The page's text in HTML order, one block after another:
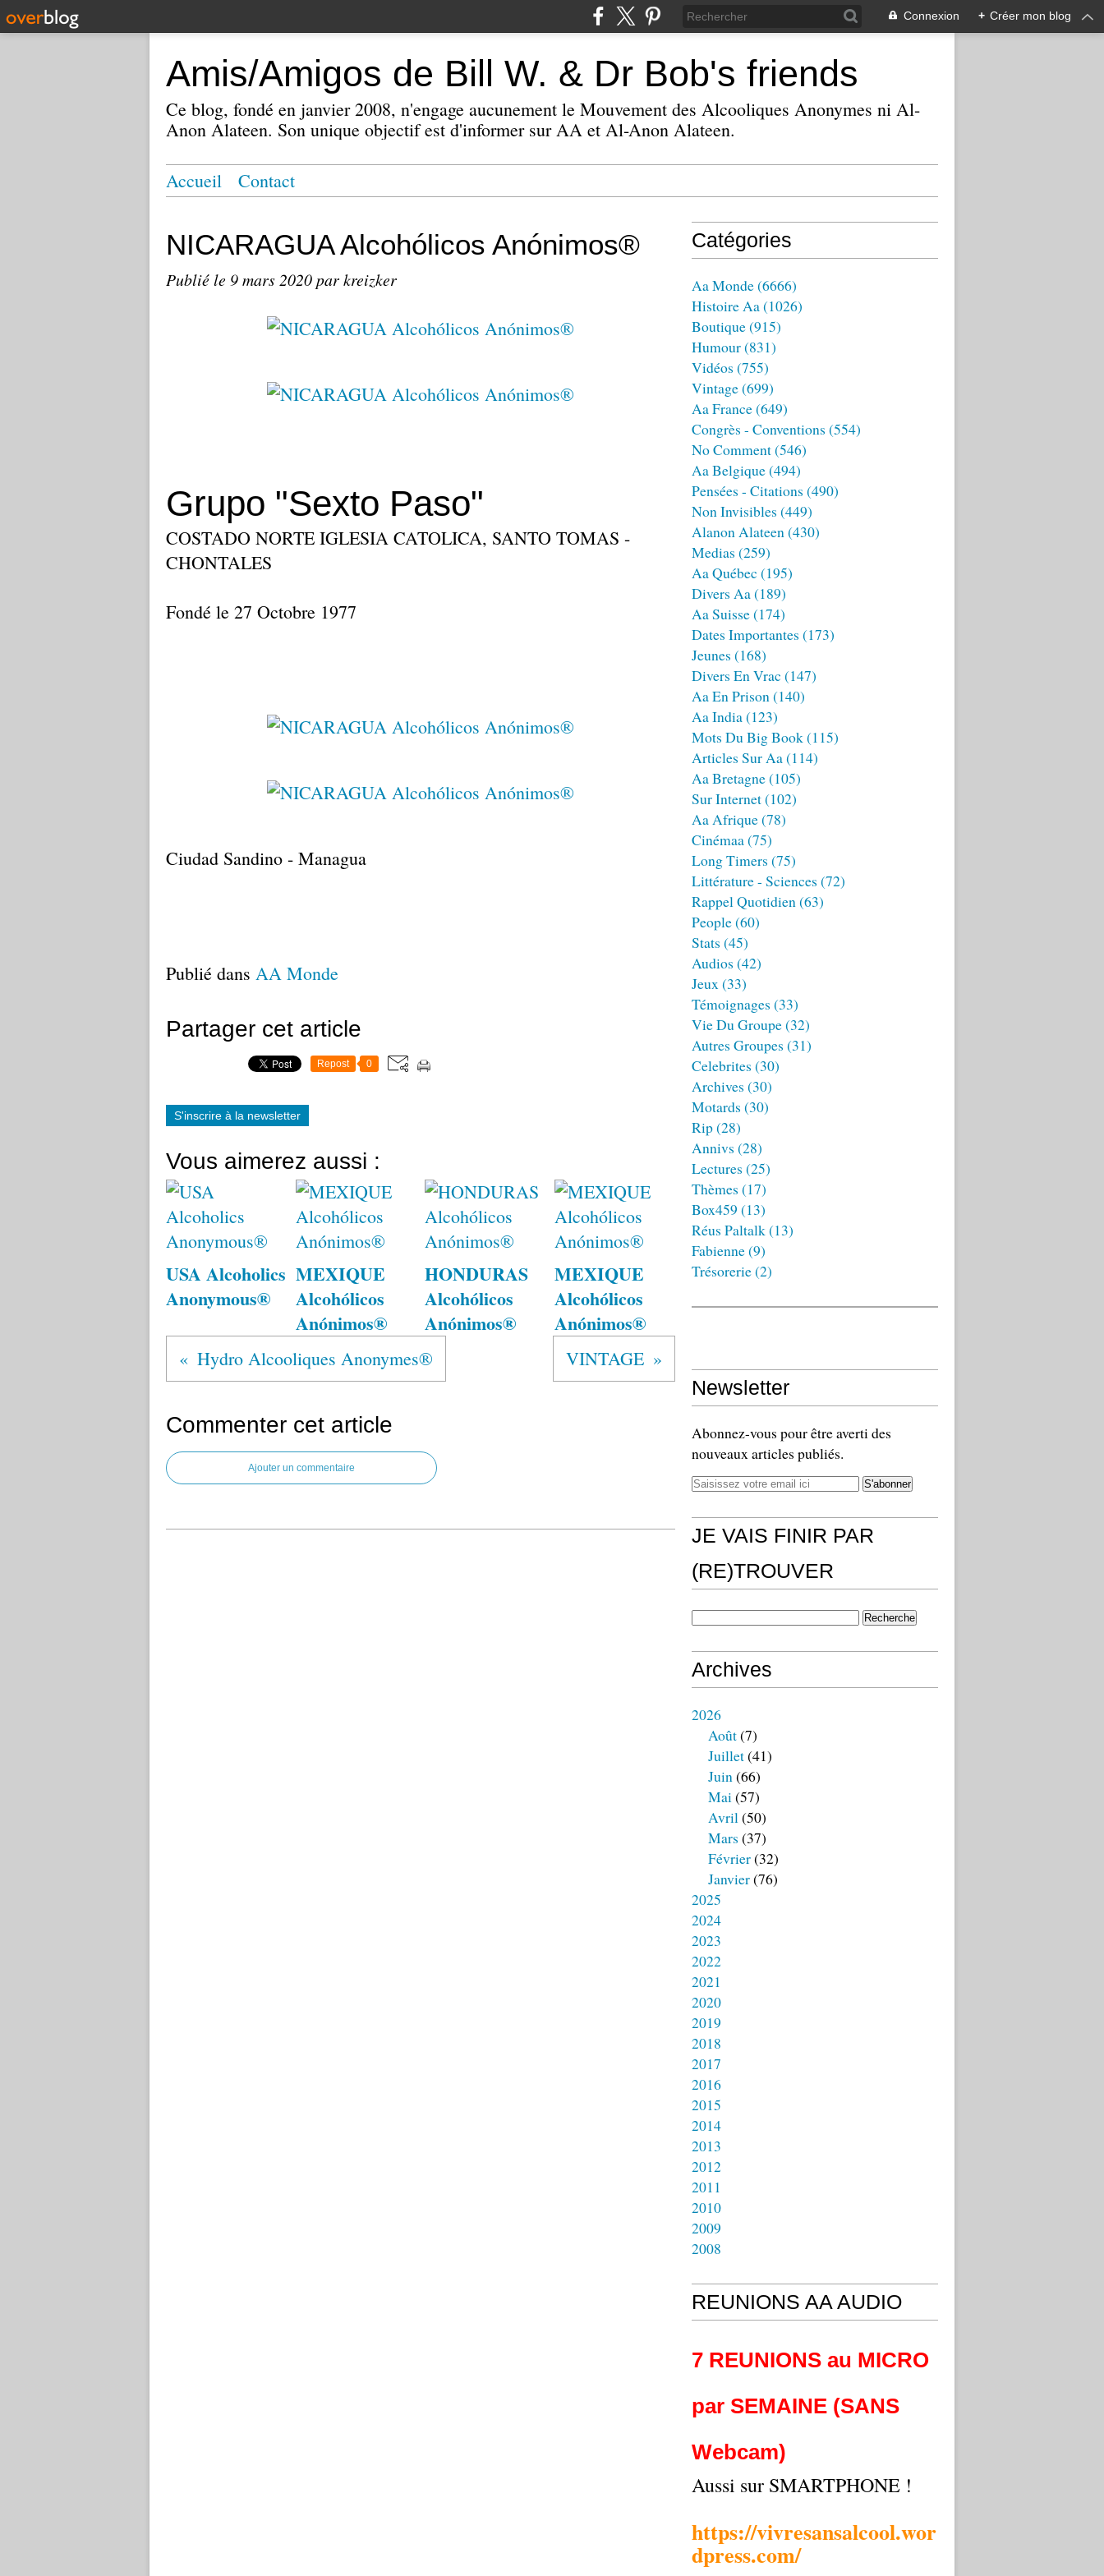
Connexion + Créer mon blog
Amis/Amigos de Bill W. & Dr Bob's friends
Ce blog, fondé en janvier 2008, n'engage aucunement le Mouvement des Alcooliques Anonymes ni Al-
Anon Alateen. Son unique objectif est d'informer sur AA et Al-Anon Alateen.
Accueil Contact
NICARAGUA Alcohólicos Anónimos®
Publié le 9 mars 2020par kreizker
Grupo "Sexto Paso"
COSTADO NORTE IGLESIA CATOLICA, SANTO TOMAS -
CHONTALES
Fondé le 27 Octobre 1977
Ciudad Sandino - Managua
Publié dans AA Monde
Partager cet article
Repost 0
S'inscrire à la newsletter
Vous aimerez aussi :
USA Alcoholics
Anonymous®
MEXIQUE
Alcohólicos
Anónimos®
HONDURAS
Alcohólicos
Anónimos®
MEXIQUE
Alcohólicos
Anónimos®
Hydro Alcooliques Anonymes® VINTAGE
Commenter cet article
Ajouter un commentaire
Catégories
Aa Monde(6666)
Histoire Aa(1026)
Boutique(915)
Humour(831)
Vidéos (755)
Vintage(699)
Aa France(649)
Congrès - Conventions (554)
No Comment(546)
Aa Belgique(494)
Pensées - Citations (490)
Non Invisibles (449)
Alanon Alateen(430)
Medias (259)
Aa Québec (195)
Divers Aa(189)
Aa Suisse(174)
Dates Importantes (173)
Jeunes (168)
Divers En Vrac (147)
Aa En Prison(140)
Aa India(123)
Mots Du Big Book(115)
Articles Sur Aa(114)
Aa Bretagne(105)
Sur Internet(102)
Aa Afrique(78)
Cinémaa(75)
Long Timers (75)
Littérature - Sciences (72)
Rappel Quotidien(63)
People(60)
Stats (45)
Audios (42)
Jeux(33)
Témoignages (33)
Vie Du Groupe(32)
Autres Groupes (31)
Celebrites (30)
Archives (30)
Motards (30)
Rip(28)
Annivs (28)
Lectures (25)
Thèmes (17)
Box459 (13)
Réus Paltalk(13)
Fabienne(9)
Trésorerie(2)
Newsletter
Abonnez-vous pour être averti des
nouveaux articles publiés.
JE VAIS FINIR PAR
(RE)TROUVER
Archives
2026
Août(7)
Juillet(41)
Juin(66)
Mai(57)
Avril(50)
Mars (37)
Février(32)
Janvier(76)
2025
2024
2023
2022
2021
2020
2019
2018
2017
2016
2015
2014
2013
2012
2011
2010
2009
2008
REUNIONS AA AUDIO
7 REUNIONS au MICRO
par SEMAINE (SANS
Webcam)
Aussi sur SMARTPHONE !
https://vivresansalcool.wor
dpress.com/